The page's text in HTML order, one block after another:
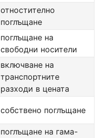
отностително
поглъщане
поглъщане на
свободни носители
включване на
транспортните
разходи в цената
собствено поглъщане
поглъщане на гама-